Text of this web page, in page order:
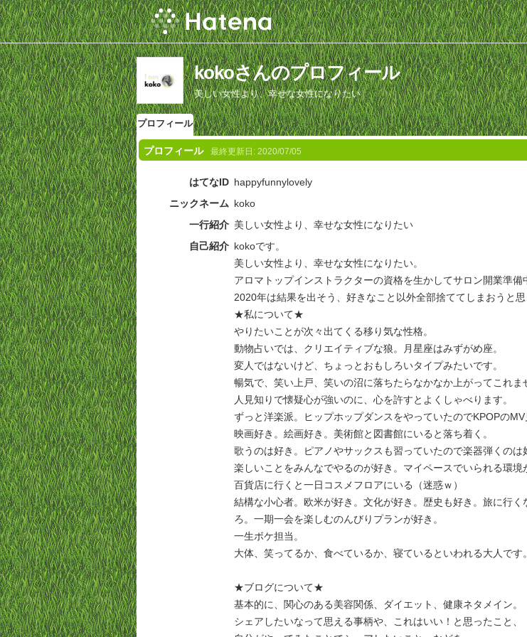
kokoさんのプロフィール
美しい女性より、幸せな女性になりたい
プロフィール
プロフィール 最終更新日: 2020/07/05
はてなID happyfunnylovely
ニックネーム koko
一行紹介 美しい女性より、幸せな女性になりたい
自己紹介 kokoです。
美しい女性より、幸せな女性になりたい。
アロマトップインストラクターの資格を生かしてサロン開業準備
2020年は結果を出そう、好きなこと以外全部捨ててしまおうと思
★私について★
やりたいことが次々出てくる移り気な性格。
動物占いでは、クリエイティブな狼。月星座はみずがめ座。
変人ではないけど、ちょっとおもしろいタイプみたいです。
暢気で、笑い上戸、笑いの沼に落ちたらなかなか上がってこれま
人見知りで懐疑心が強いのに、心を許すとよくしゃべります。
ずっと洋楽派。ヒップホップダンスをやっていたのでKPOPのMV
映画好き。絵画好き。美術館と図書館にいると落ち着く。
歌うのは好き。ピアノやサックスも習っていたので楽器弾くのは
楽しいことをみんなでやるのが好き。マイペースでいられる環境
百貨店に行くと一日コスメフロアにいる（迷惑ｗ）
結構な小心者。欧米が好き。文化が好き。歴史も好き。旅に行く
ろ。一期一会を楽しむのんびりプランが好き。
一生ボケ担当。
大体、笑ってるか、食べているか、寝ているといわれる大人です。
★ブログについて★
基本的に、関心のある美容関係、ダイエット、健康ネタメイン。
シェアしたいなって思える事柄や、これはいい！と思ったこと、